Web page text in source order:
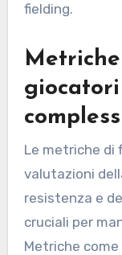
fielding.
Le metriche di
valutazioni
resistenza e
cruciali per
Metriche